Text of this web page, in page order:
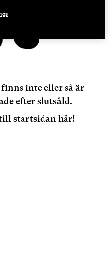
inte eller så är
efter slutsåld.
startsidan här!